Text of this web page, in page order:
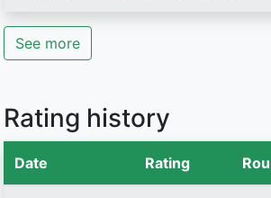
See more
Rating history
Date Rating